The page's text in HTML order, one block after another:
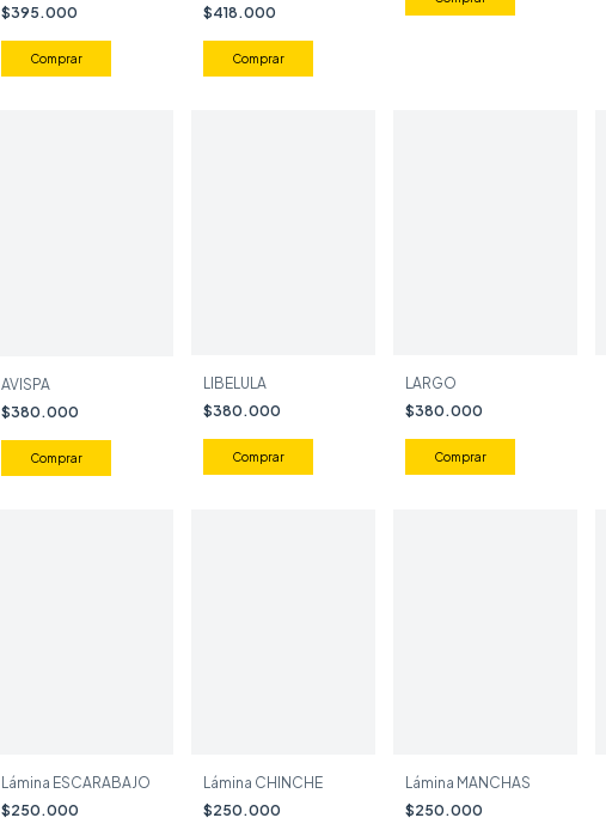
$395.000
$418.000
AVISPA
$380.000
LIBELULA
$380.000
Comprar
LARGO
$380.000
Lámina ESCARABAJO
$250.000
Lámina CHINCHE
$250.000
Lámina MANCHAS
$250.000